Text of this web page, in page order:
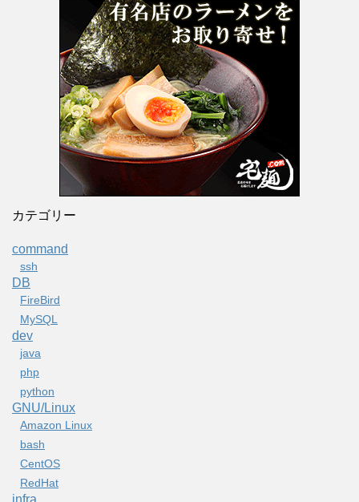
カテゴリー
command
ssh
DB
FireBird
MySQL
dev
java
php
python
GNU/Linux
Amazon Linux
bash
CentOS
RedHat
infra